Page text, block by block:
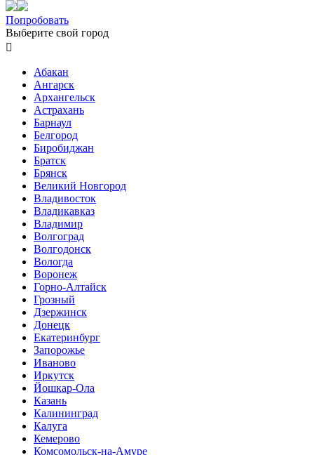
Попробовать
Выберите свой город

Абакан
Ангарск
Архангельск
Астрахань
Барнаул
Белгород
Биробиджан
Братск
Брянск
Великий Новгород
Владивосток
Владикавказ
Владимир
Волгоград
Волгодонск
Вологда
Воронеж
Горно-Алтайск
Грозный
Дзержинск
Донецк
Екатеринбург
Запорожье
Иваново
Иркутск
Йошкар-Ола
Казань
Калининград
Калуга
Кемерово
Комсомольск-на-Амуре